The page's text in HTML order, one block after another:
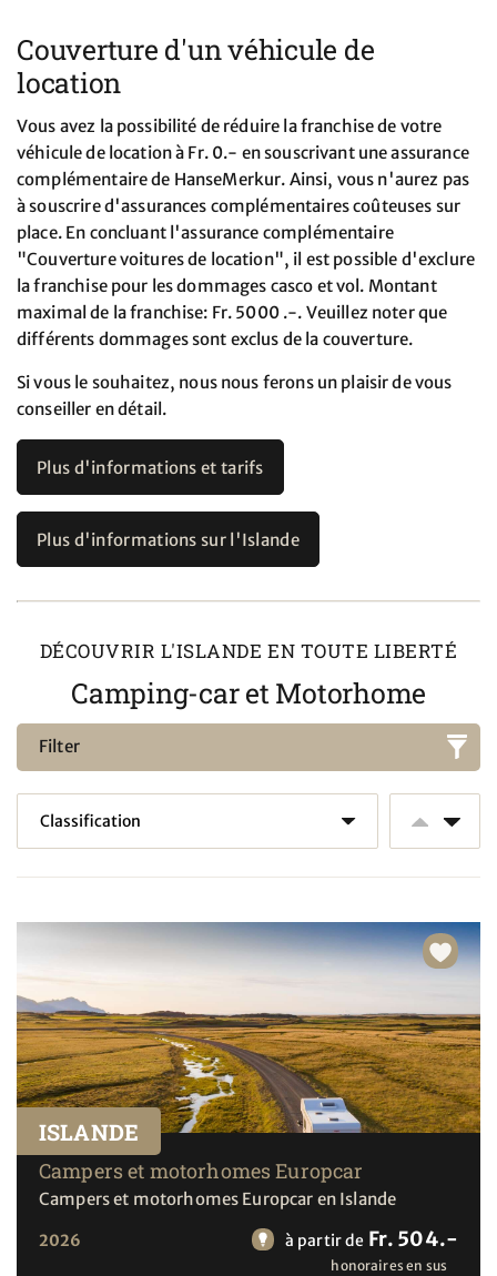
Couverture d'un véhicule de
location
Vous avez la possibilité de réduire la franchise de votre
véhicule de location à Fr. 0.- en souscrivant une assurance
complémentaire de HanseMerkur. Ainsi, vous n'aurez pas
à souscrire d'assurances complémentaires coûteuses sur
place. En concluant l'assurance complémentaire
"Couverture voitures de location", il est possible d'exclure
la franchise pour les dommages casco et vol. Montant
maximal de la franchise: Fr. 5000 .-. Veuillez noter que
différents dommages sont exclus de la couverture.
Si vous le souhaitez, nous nous ferons un plaisir de vous
conseiller en détail.
Plus d'informations et tarifs
Plus d'informations sur l'Islande
DÉCOUVRIR L'ISLANDE EN TOUTE LIBERTÉ
Camping-car et Motorhome
Filter
ISLANDE
Campers et motorhomes Europcar
Campers et motorhomes Europcar en Islande
2026 à partir de Fr. 504.-
honoraires en sus